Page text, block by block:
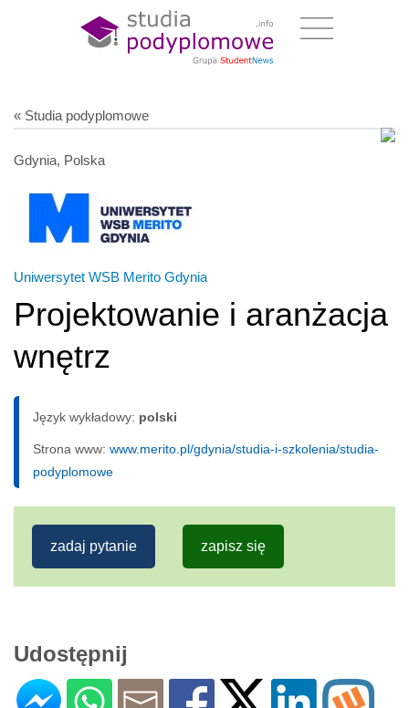
« Studia podyplomowe
Gdynia, Polska
Uniwersytet WSB Merito Gdynia
Projektowanie i aranżacja
wnętrz
Język wykładowy: polski
Strona www: www.merito.pl/gdynia/studia-i-szkolenia/studia-
podyplomowe
zadaj pytanie zapisz się
Udostępnij